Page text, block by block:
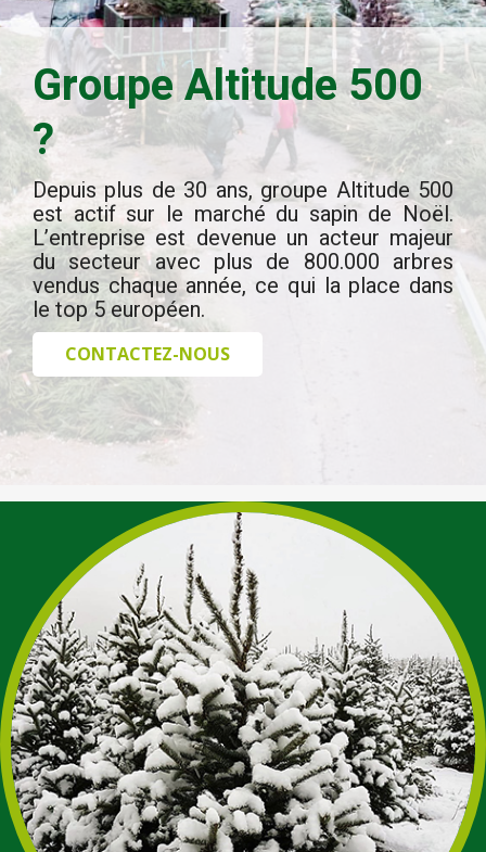
Groupe Altitude 500
?
Depuis plus de 30 ans, groupe Altitude 500
est actif sur le marché du sapin de Noël.
L’entreprise est devenue un acteur majeur
du secteur avec plus de 800.000 arbres
vendus chaque année, ce qui la place dans
le top 5 européen.
CONTACTEZ-NOUS